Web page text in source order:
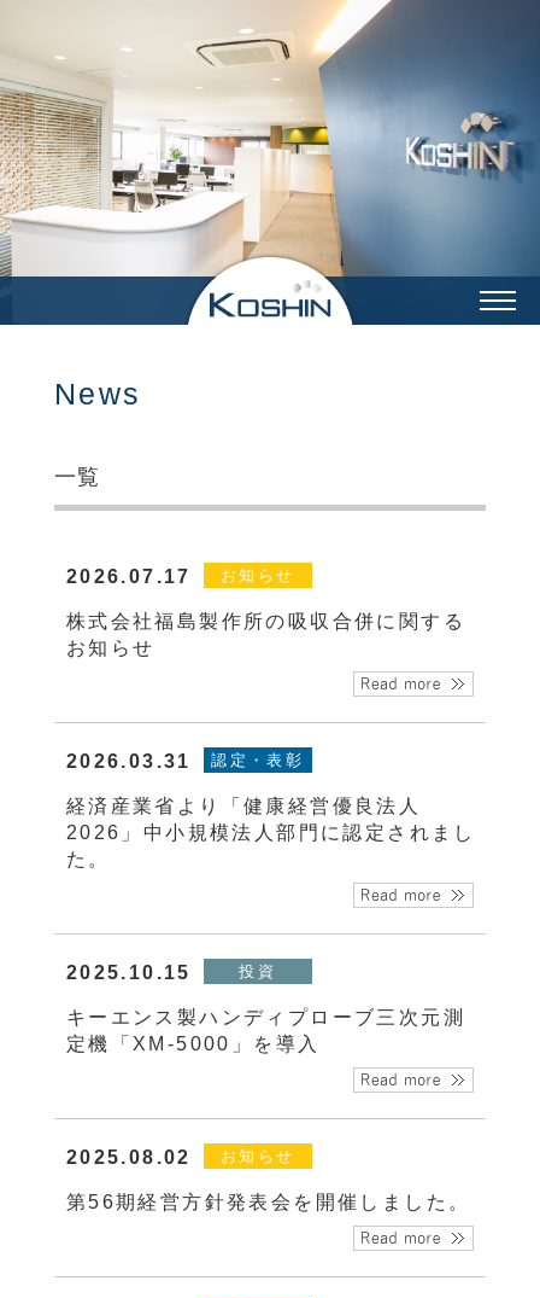
企業情報 事業内容 製作実績 光伸の強み 採用情報
RECRUIT
採用トップ
新卒採用
福利厚生
機械設計グループ
加工グループ
品質保証グループ
News
一覧
2026.07.17 お知らせ
株式会社福島製作所の吸収合併に関する
お知らせ
2026.03.31 認定・表彰
経済産業省より「健康経営優良法人
2026」中小規模法人部門に認定されまし
た。
2025.10.15 投資
キーエンス製ハンディプローブ三次元測
定機「XM-5000」を導入
2025.08.02 お知らせ
第56期経営方針発表会を開催しました。